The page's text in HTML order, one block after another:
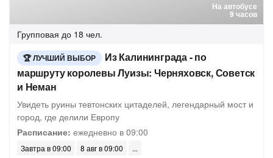
На автобусе
9 часов
Групповая до 18 чел.
ЛУЧШИЙ ВЫБОР
Из Калининграда - по
маршруту королевы Луизы: Черняховск, Советск
и Неман
Увидеть руины тевтонских цитаделей, легендарный мост и
город, где делили Европу
Расписание: ежедневно в 09:00
Завтра в 09:00 8 авг в 09:00